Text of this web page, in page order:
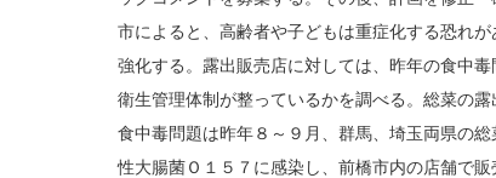
市によると、高齢者や子どもは重症化する恐れ
強化する。露出販売店に対しては、昨年の食中
衛生管理体制が整っているかを調べる。総菜の露
食中毒問題は昨年８～９月、群馬、埼玉両県の
性大腸菌Ｏ１５７に感染し、前橋市内の店舗で